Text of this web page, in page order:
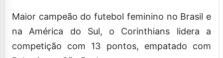
Maior campeão do futebol feminino no Brasil e
na América do Sul, o Corinthians lidera a
competição com 13 pontos, empatado com